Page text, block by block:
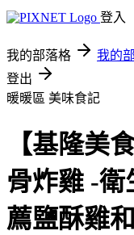
登入
我的部落格 我的
登出
暖暖區 美味食記
【基隆美
骨炸雞 -
薦鹽酥雞